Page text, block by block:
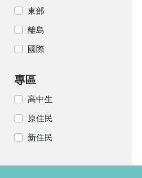
東部
離島
國際
專區
高中生
原住民
新住民